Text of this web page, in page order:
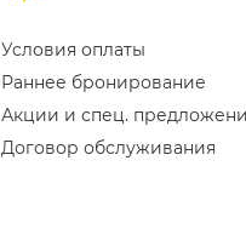
Условия оплаты
Раннее бронирование
Акции и спец.
Договор обслуживания